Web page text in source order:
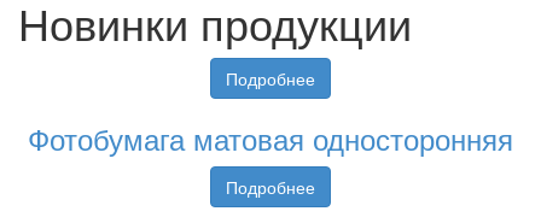
Новинки продукции
Подробнее
Фотобумага матовая односторонняя
Подробнее